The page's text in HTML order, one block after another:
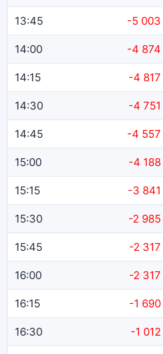
13:45 -5 003
14:00 -4 874
14:15 -4 817
14:30 -4 751
14:45 -4 557
15:00 -4 188
15:15 -3 841
15:30 -2 985
15:45 -2 317
16:00 -2 317
16:15 -1 690
16:30 -1